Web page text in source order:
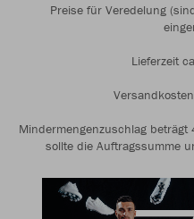
Preise für Veredelung
Lieferzeit
Mindermengenzuschlag
sollte die Auftragssumme